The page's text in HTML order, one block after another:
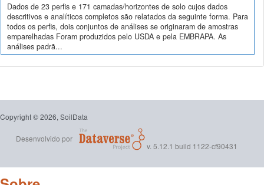
Dados de 23 perfis e 171 camadas/horizontes de solo cujos dados
descritivos e analíticos completos são relatados da seguinte forma. Para
todos os perfis, dois conjuntos de análises se originaram de amostras
emparelhadas Foram produzidos pelo USDA e pela EMBRAPA. As
análises padrã...
Copyright © 2026, SoilData
Desenvolvido por
v. 5.12.1 build 1122-cf90431